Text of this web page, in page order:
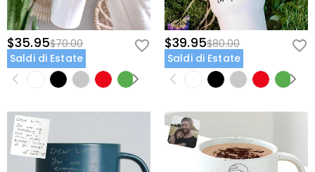
$35.95$70.00
Saldi di Estate
$39.95$80.00
Saldi di Estate